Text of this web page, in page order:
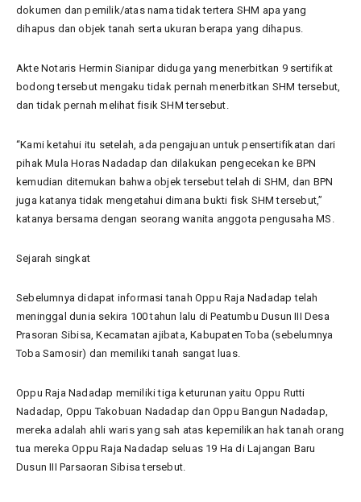
dokumen dan pemilik/atas nama tidak tertera SHM apa yang
dihapus dan objek tanah serta ukuran berapa yang dihapus.
Akte Notaris Hermin Sianipar diduga yang menerbitkan 9 sertifikat
bodong tersebut mengaku tidak pernah menerbitkan SHM tersebut,
dan tidak pernah melihat fisik SHM tersebut.
“Kami ketahui itu setelah, ada pengajuan untuk pensertifikatan dari
pihak Mula Horas Nadadap dan dilakukan pengecekan ke BPN
kemudian ditemukan bahwa objek tersebut telah di SHM, dan BPN
juga katanya tidak mengetahui dimana bukti fisk SHM tersebut,”
katanya bersama dengan seorang wanita anggota pengusaha MS.
Sejarah singkat
Sebelumnya didapat informasi tanah Oppu Raja Nadadap telah
meninggal dunia sekira 100 tahun lalu di Peatumbu Dusun III Desa
Prasoran Sibisa, Kecamatan ajibata, Kabupaten Toba (sebelumnya
Toba Samosir) dan memiliki tanah sangat luas.
Oppu Raja Nadadap memiliki tiga keturunan yaitu Oppu Rutti
Nadadap, Oppu Takobuan Nadadap dan Oppu Bangun Nadadap,
mereka adalah ahli waris yang sah atas kepemilikan hak tanah orang
tua mereka Oppu Raja Nadadap seluas 19 Ha di Lajangan Baru
Dusun III Parsaoran Sibisa tersebut.